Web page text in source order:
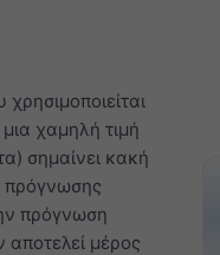
χαμηλή τιμή
σημαίνει κακή
πρόγνωσης
πρόγνωση
μέρος